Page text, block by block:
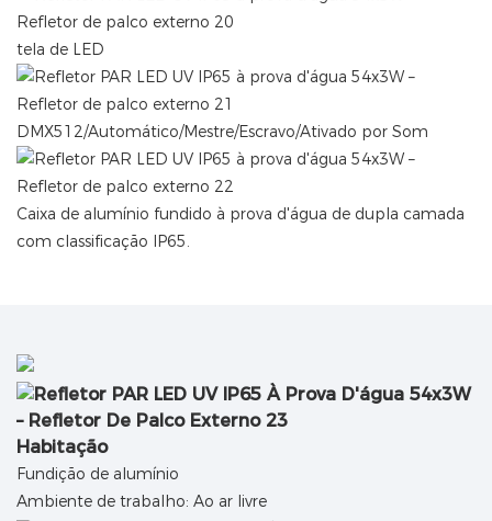
tela de LED
DMX512/Automático/Mestre/Escravo/Ativado por Som
Caixa de alumínio fundido à prova d'água de dupla camada
com classificação IP65.
Habitação
Fundição de alumínio
Ambiente de trabalho: Ao ar livre